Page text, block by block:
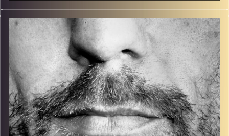
זיפים, מוזיקה מחוספסת של הופעות חיות. הרבה ג'אם, רוק,
בלוז, bluegrass, ג'אז, Fאנק, פרוגרסיב ואפילו אלקטרוניקה.
כל מה שחי, אמיתי ונושם.
עם שמוליק רגב.
קרדיט תמונות: David Goehring